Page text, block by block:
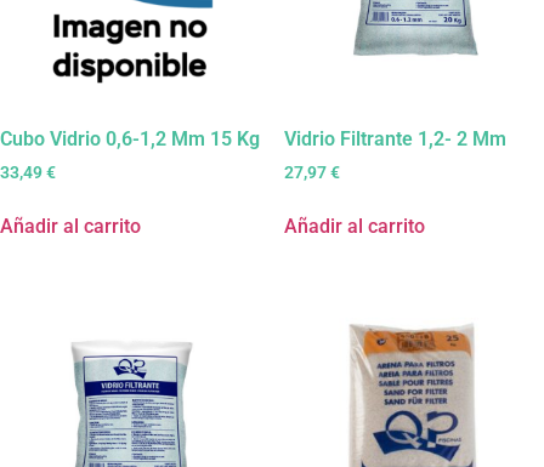
Cubo Vidrio 0,6-1,2 Mm 15 Kg
33,49€
Añadir al carrito
Vidrio Filtrante 1,2- 2 Mm
27,97€
Añadir al carrito